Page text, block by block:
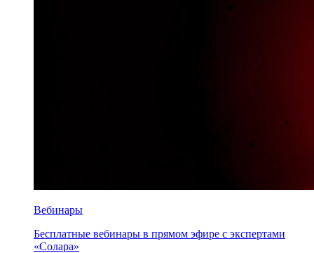
Вебинары
Бесплатные вебинары в прямом эфире с экспертами
«Солара»